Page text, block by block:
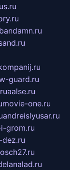
bandamn.ru
guard.ru
aalse.ru
movie-one.ru
andreislyusar.ru
grom.ru